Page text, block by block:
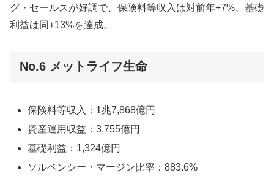
グ・セールスが好調で、保険料等収入は対前年+7%、基礎
利益は同+13%を達成。
No.6 メットライフ生命
保険料等収入：1兆7,868億円
資産運用収益：3,755億円
基礎利益：1,324億円
ソルベンシー・マージン比率：883.6%